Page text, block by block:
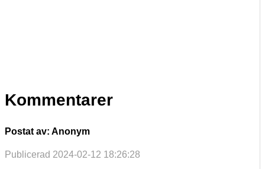
Kommentarer
Postat av: Anonym
Publicerad 2024-02-12 18:26:28